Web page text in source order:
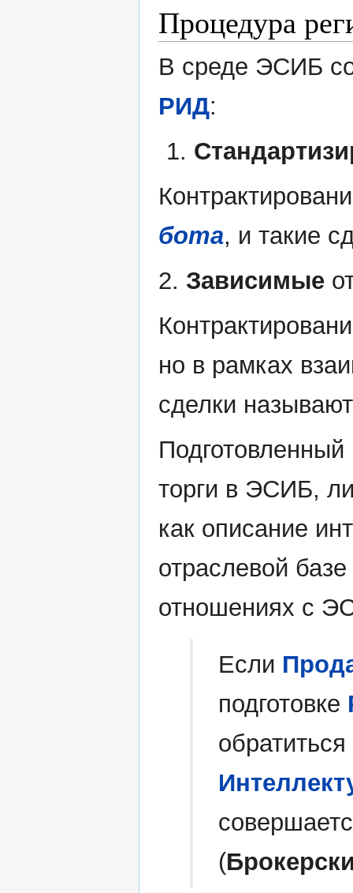
Процедура
В среде ЭСИБ
РИД:
бота, и такие
2. Зависимые
но в рамках
сделки
Подготовленный
торги в ЭСИБ,
как описание
отраслевой
отношениях с
Если
подготовке
(